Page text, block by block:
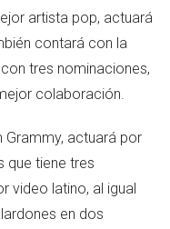
artista pop, actuará
contará con la
tres nominaciones,
colaboración.
Grammy, actuará por
que tiene tres
video latino, al igual
en dos